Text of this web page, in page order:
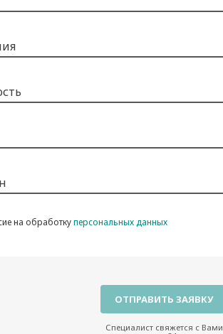
на обработкуперсональных данных
Специалист свяжется с Вами